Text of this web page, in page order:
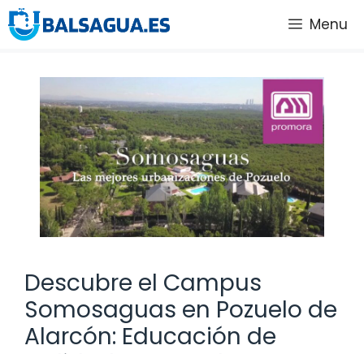
Saltar
al
Menu
Descubre el Campus
Somosaguas en Pozuelo de
Alarcón: Educación de